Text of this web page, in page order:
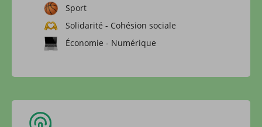
Sport
Solidarité - Cohésion sociale
Économie - Numérique